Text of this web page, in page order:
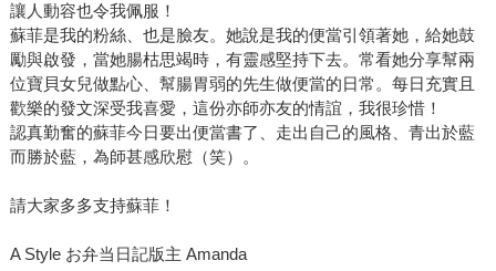
讓人動容也令我佩服！
蘇菲是我的粉絲、也是臉友。她說是我的便當引領著她，給她鼓
勵與啟發，當她腸枯思竭時，有靈感堅持下去。常看她分享幫兩
位寶貝女兒做點心、幫腸胃弱的先生做便當的日常。每日充實且
歡樂的發文深受我喜愛，這份亦師亦友的情誼，我很珍惜！
認真勤奮的蘇菲今日要出便當書了、走出自己的風格、青出於藍
而勝於藍，為師甚感欣慰（笑）。
請大家多多支持蘇菲！
A Style お弁当日記版主 Amanda